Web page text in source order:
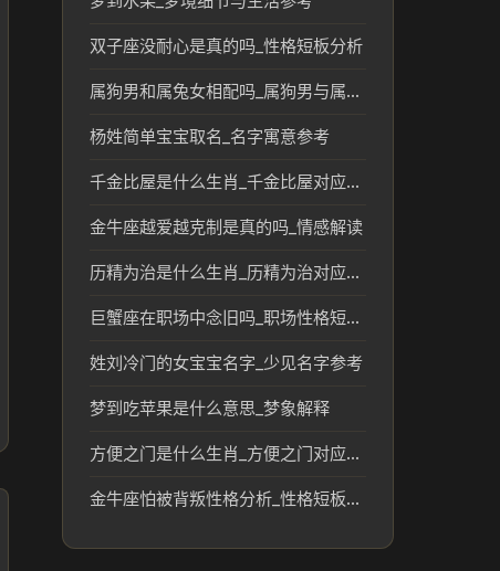
双子座没耐心是真的吗_性格短板分析
属狗男和属兔女相配吗_属狗男与属兔女婚配的和谐与挑战分析
杨姓简单宝宝取名_名字寓意参考
千金比屋是什么生肖_千金比屋对应的生肖及其文化解读
金牛座越爱越克制是真的吗_情感解读
历精为治是什么生肖_历精为治对应生肖及文化含义解析
巨蟹座在职场中念旧吗_职场性格短板解析
姓刘冷门的女宝宝名字_少见名字参考
梦到吃苹果是什么意思_梦象解释
方便之门是什么生肖_方便之门对应生肖文化解读
金牛座怕被背叛性格分析_性格短板解析